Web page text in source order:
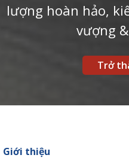
lượng hoàn hảo,
vượng
Trở
Giới thiệu